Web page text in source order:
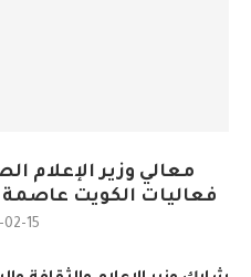
معالي وزير الإعلام
فعاليات الكويت عاصمة
02-15